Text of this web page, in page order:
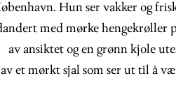
Hun ser vakker og
med mørke hengekrøller
av ansiktet og en grønn kjole
et mørkt sjal som ser ut til å